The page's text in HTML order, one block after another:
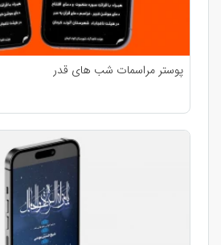
پوستر مراسمات شب های قدر